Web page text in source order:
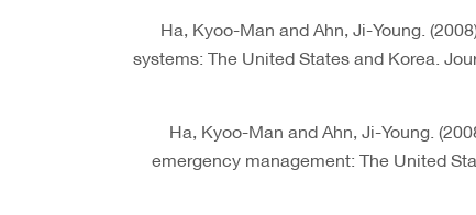
- Ha, Kyoo-Man and Ahn, Ji-Young.
systems: The United States and Korea.
- Ha, Kyoo-Man and Ahn, Ji-Young.
emergency management: The United